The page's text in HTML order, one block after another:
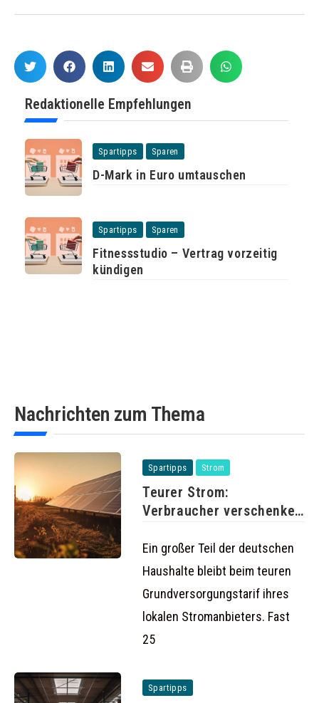
Redaktionelle Empfehlungen
Spartipps Sparen
D-Mark in Euro umtauschen
Spartipps Sparen
Fitnessstudio – Vertrag vorzeitig
kündigen
Nachrichten zum Thema
Spartipps Strom
Teurer Strom:
Verbraucher verschenken
Grundversorgung
Ein großer Teil der deutschen
Haushalte bleibt beim teuren
Grundversorgungstarif ihres
lokalen Stromanbieters. Fast
25
Spartipps